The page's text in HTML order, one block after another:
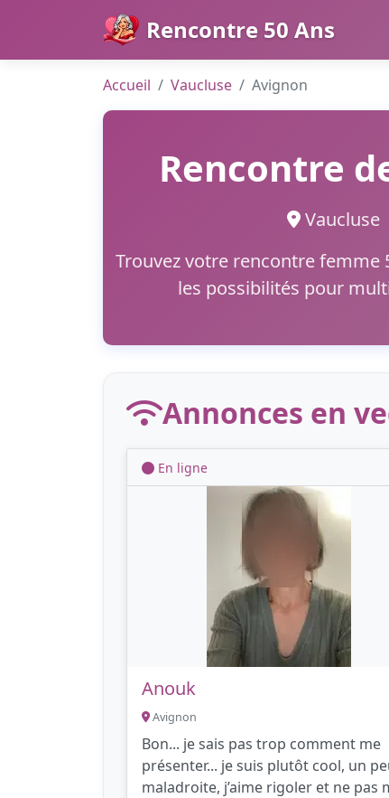
Rencontre 50 Ans
Accueil Vaucluse Avignon
Rencontre
Vaucluse
Trouvez votre rencontre femme
les possibilités pour
Annonces en
En ligne
Anouk
Avignon
Bon... je sais pas trop comment me
présenter... je suis plutôt cool, un
maladroite, j’aime rigoler et ne pas